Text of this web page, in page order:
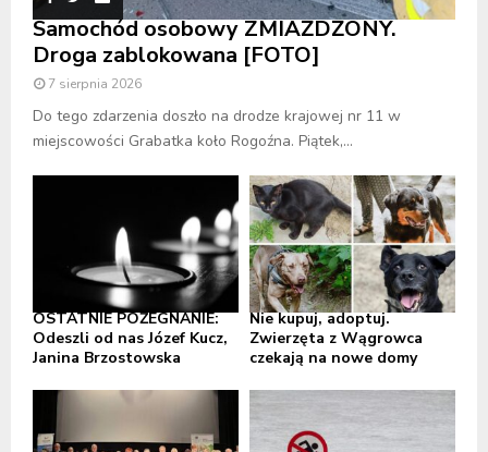
Samochód osobowy ZMIAŻDŻONY.
Droga zablokowana [FOTO]
7 sierpnia 2026
Do tego zdarzenia doszło na drodze krajowej nr 11 w
miejscowości Grabatka koło Rogoźna. Piątek,...
OSTATNIE POŻEGNANIE:
Odeszli od nas Józef Kucz,
Janina Brzostowska
Nie kupuj, adoptuj.
Zwierzęta z Wągrowca
czekają na nowe domy